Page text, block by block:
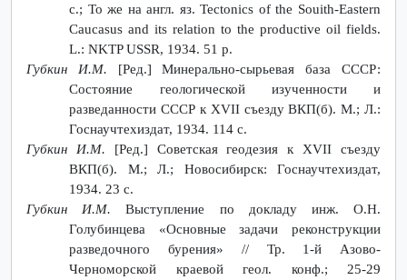
с.; То же на англ. яз. Tectonics of the Souith-Eastern
Caucasus and its relation to the productive oil fields.
L.: NKTP USSR, 1934. 51 p.
Губкин И.М. [Ред.] Минерально-сырьевая база СССР:
Состояние геологической изученности и
разведанности СССР к XVII съезду ВКП(б). М.; Л.:
Госнаучтехиздат, 1934. 114 с.
Губкин И.М. [Ред.] Советская геодезия к XVII съезду
ВКП(б). М.; Л.; Новосибирск: Госнаучтехиздат,
1934. 23 с.
Губкин И.М.Выступление по докладу инж. О.Н.
Голубинцева «Основные задачи реконструкции
разведочного бурения» // Тр. 1-й Азово-
Черноморской краевой геол. конф.; 25-29